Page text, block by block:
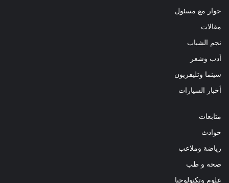
حوار مع مسئول
مقالات
نجم الشباب
أدب وشعر
سينما وتليفزيون
أخبار السيارات
متابعات
حوادث
رياضة وملاعب
صحه و طب
علوم وتكنولوجيا